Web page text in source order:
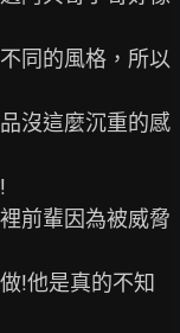
同的風格，所以
沒這麼沉重的感
前輩因為被威脅
!他是真的不知